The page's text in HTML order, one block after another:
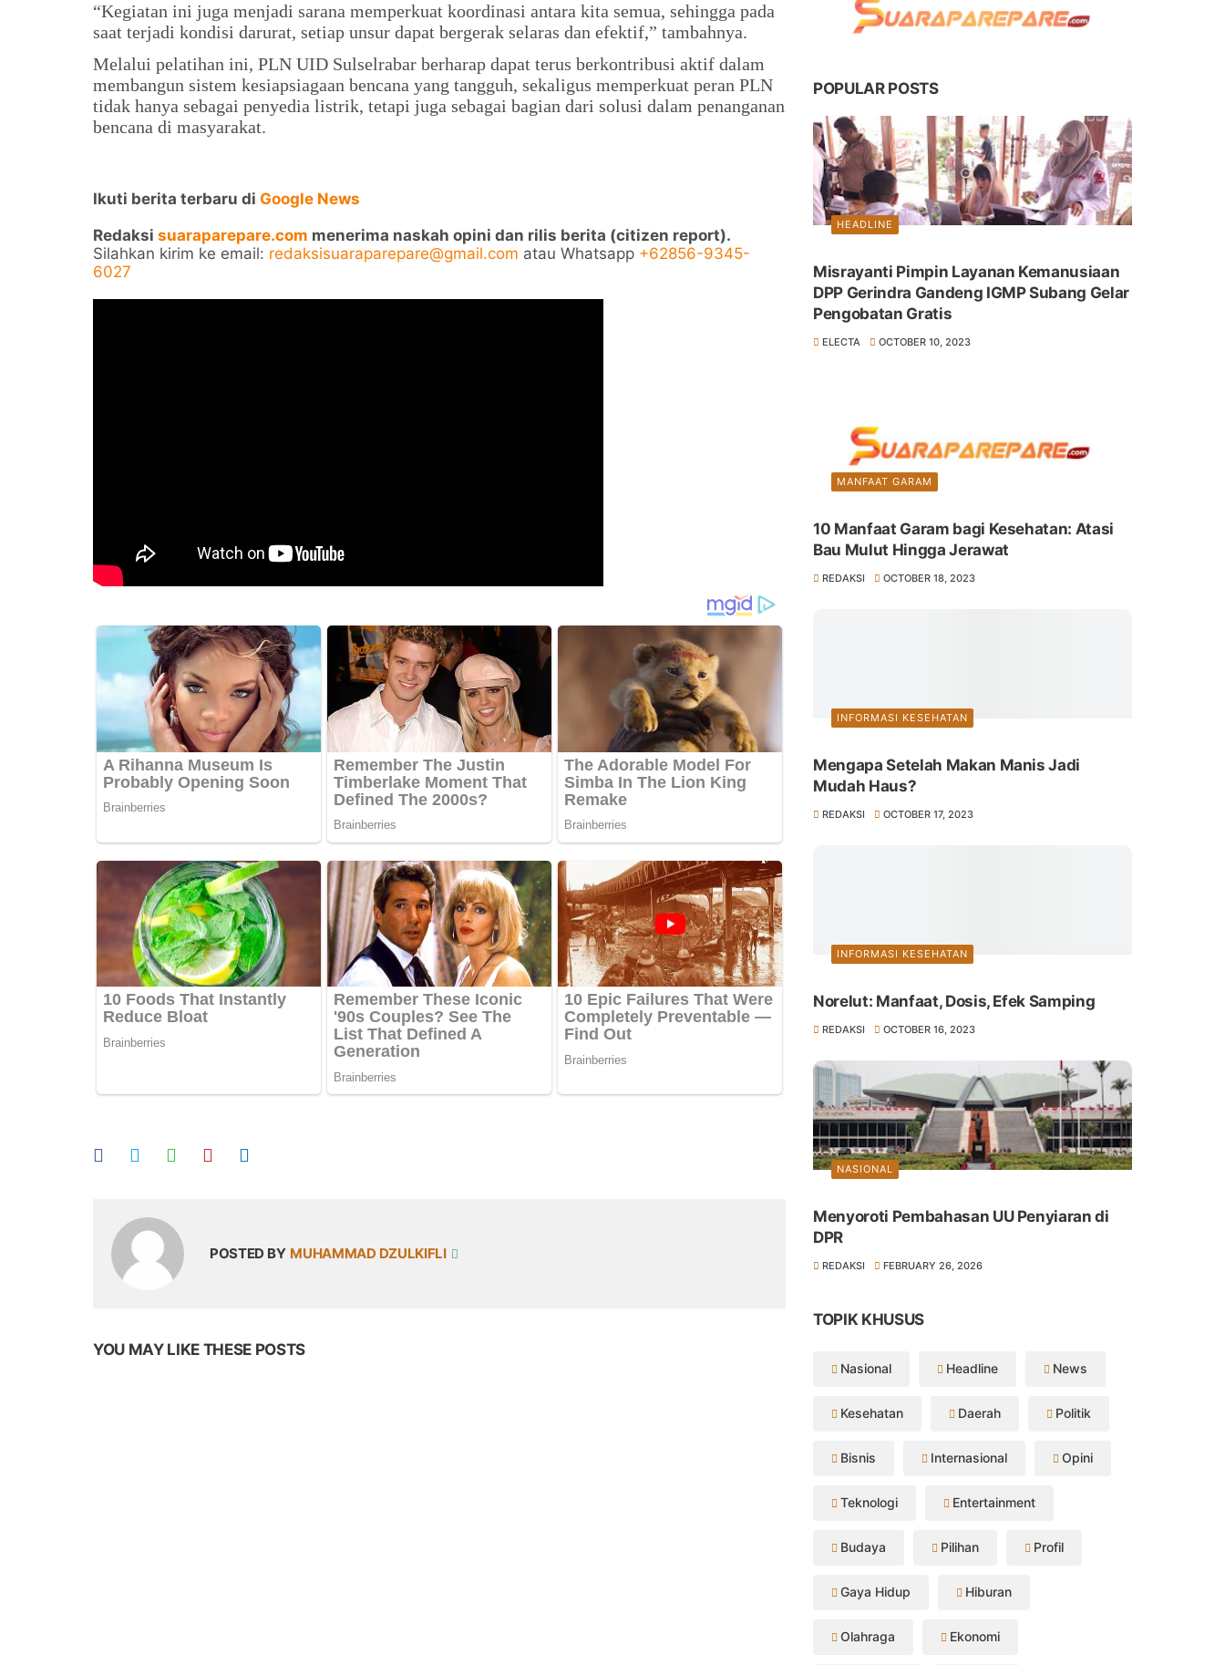
“Kegiatan ini juga menjadi sarana memperkuat koordinasi antara kita semua, sehingga pada
saat terjadi kondisi darurat, setiap unsur dapat bergerak selaras dan efektif,” tambahnya.
Melalui pelatihan ini, PLN UID Sulselrabar berharap dapat terus berkontribusi aktif dalam
membangun sistem kesiapsiagaan bencana yang tangguh, sekaligus memperkuat peran PLN
tidak hanya sebagai penyedia listrik, tetapi juga sebagai bagian dari solusi dalam penanganan
bencana di masyarakat.
Ikuti berita terbaru di Google News
Redaksi suaraparepare.com menerima naskah opini dan rilis berita (citizen report).
Silahkan kirim ke email: redaksisuaraparepare@gmail.com atau Whatsapp +62856-9345-
6027
POSTED BY MUHAMMAD DZULKIFLI
YOU MAY LIKE THESE POSTS
POPULAR POSTS
HEADLINE
Misrayanti Pimpin Layanan Kemanusiaan
DPP Gerindra Gandeng IGMP Subang Gelar
Pengobatan Gratis
ELECTA OCTOBER 10, 2023
MANFAAT GARAM
10 Manfaat Garam bagi Kesehatan: Atasi
Bau Mulut Hingga Jerawat
REDAKSI OCTOBER 18, 2023
INFORMASI KESEHATAN
Mengapa Setelah Makan Manis Jadi
Mudah Haus?
REDAKSI OCTOBER 17, 2023
INFORMASI KESEHATAN
Norelut: Manfaat, Dosis, Efek Samping
REDAKSI OCTOBER 16, 2023
NASIONAL
Menyoroti Pembahasan UU Penyiaran di
DPR
REDAKSI FEBRUARY 26, 2026
TOPIK KHUSUS
Nasional Headline News
Kesehatan Daerah Politik
Bisnis Internasional Opini
Teknologi Entertainment
Budaya Pilihan Profil
Gaya Hidup Hiburan
Olahraga Ekonomi